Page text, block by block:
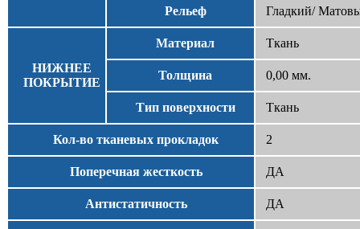
Рельеф Гладкий/
НИЖНЕЕ
ПОКРЫТИЕ
Материал Ткань
Толщина 0,00 мм.
Тип поверхности Ткань
Кол-во тканевых прокладок 2
Поперечная жесткость ДА
Антистатичность ДА